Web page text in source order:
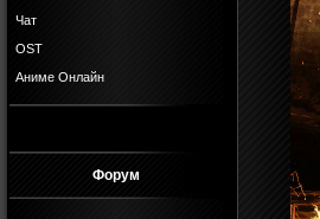
Чат
OST
Аниме Онлайн
Форум